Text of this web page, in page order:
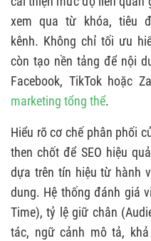
3.4. Chủ đề nội dung
3.5. Mức độ tương
4. CÁCH SEO KÊNH
4.1. Chuẩn hóa tên
4.3. Thiết kế avatar,
4.4. Sắp xếp playlist
4.5. Hiệu chỉnh giao
4.6. Cài đặt thẻ
xem qua từ khóa, tiêu
kênh. Không chỉ tối ưu
còn tạo nền tảng để nội
Facebook, TikTok hoặc
marketing tổng thể.
Hiểu rõ cơ chế phân phối
then chốt để SEO hiệu
dựa trên tín hiệu từ hành
dung. Hệ thống đánh giá
Time), tỷ lệ giữ chân
tác, ngữ cảnh mô tả, khả